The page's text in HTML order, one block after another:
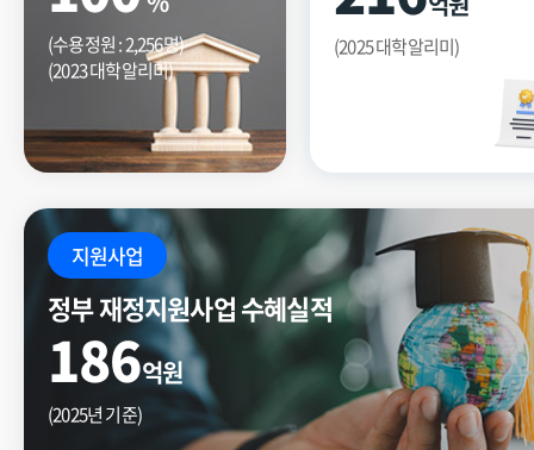
(수용정원 : 2,256명)
(2023 대학알리미)
(2025 대학알리미)
지원사업
정부 재정지원사업 수혜실적
186억원
(2025년 기준)